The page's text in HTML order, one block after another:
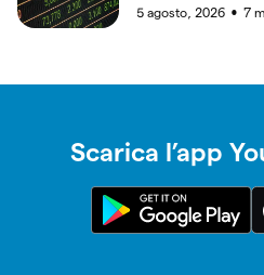
5 agosto, 2026 ● 7
Scarica l’app